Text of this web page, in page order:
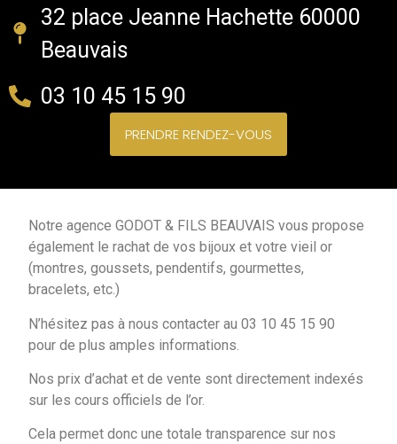
32 place Jeanne Hachette 60000
Beauvais
03 10 45 15 90
PRENDRE RENDEZ-VOUS
Notre agence GODOT & FILS BEAUVAIS vous propose
également le rachat de vos bijoux et votre vieil or
(montres, goussets, pendentifs, gourmettes,
bracelets, etc.)
N’hésitez pas à nous contacter au 03 10 45 15 90
pour de plus amples informations.
Nos prix d’achat et de vente sont directement indexés
sur les cours officiels de l’or.
Cela permet donc une totale transparence sur nos